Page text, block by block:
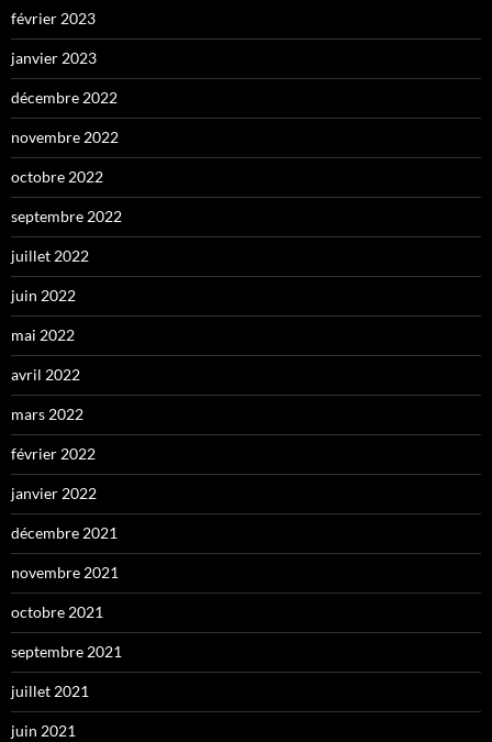
février 2023
janvier 2023
décembre 2022
novembre 2022
octobre 2022
septembre 2022
juillet 2022
juin 2022
mai 2022
avril 2022
mars 2022
février 2022
janvier 2022
décembre 2021
novembre 2021
octobre 2021
septembre 2021
juillet 2021
juin 2021